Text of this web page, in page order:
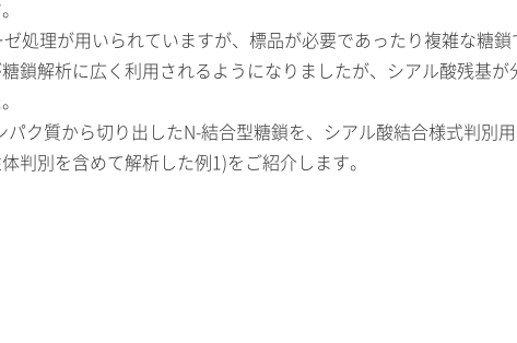
処理が用いられていますが、標品が必要であったり複雑な糖
鎖解析に広く利用されるようになりましたが、シアル酸残基
ク質から切り出したN-結合型糖鎖を、シアル酸結合様式判別
判別を含めて解析した例1)をご紹介します。